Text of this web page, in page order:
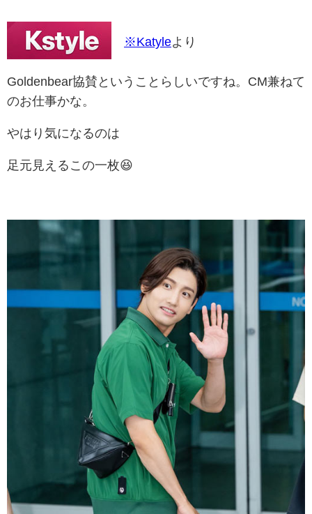
※Katyleより
Goldenbear協賛ということらしいですね。CM兼ねて
のお仕事かな。
やはり気になるのは
足元見えるこの一枚😆